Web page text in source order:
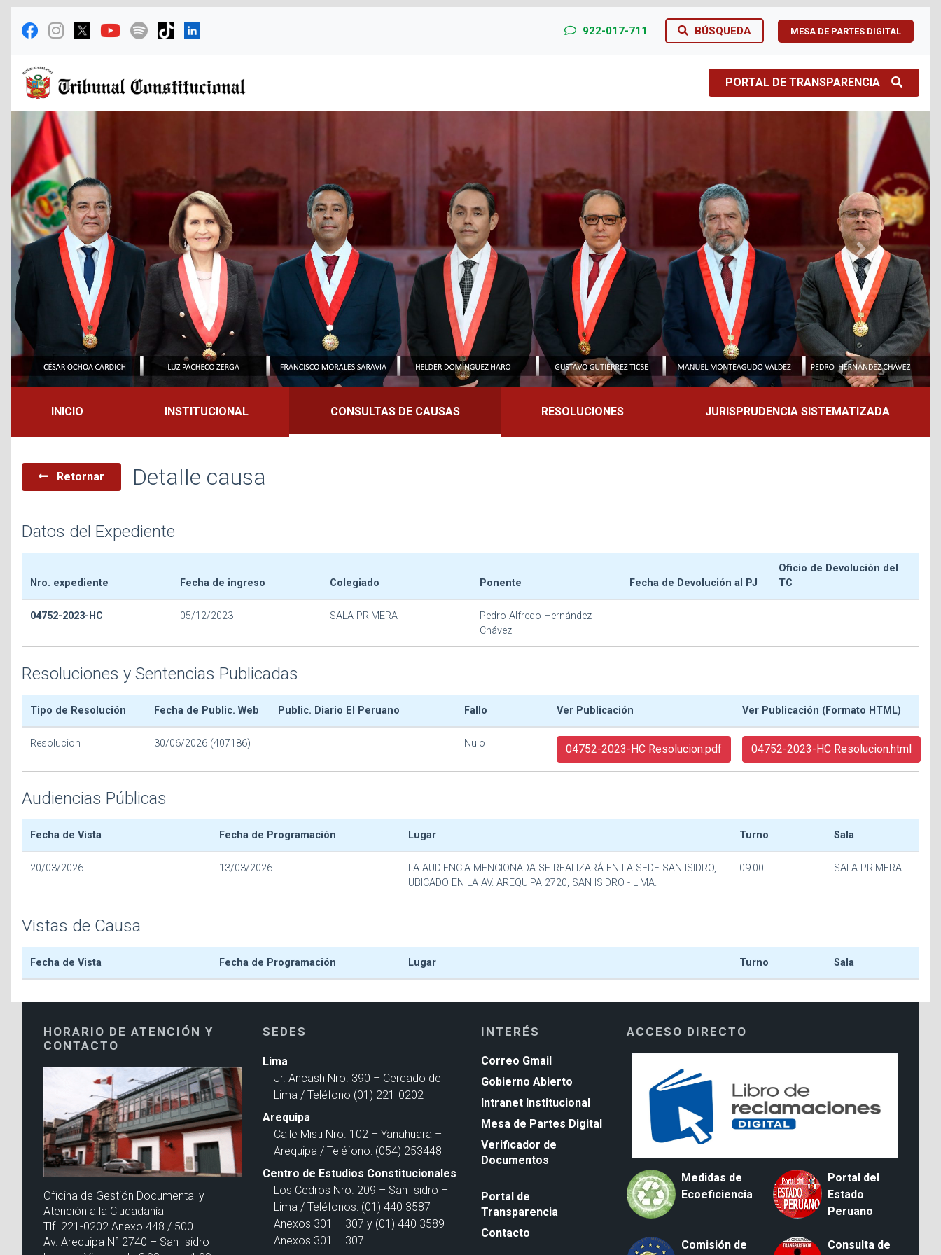
922-017-711 BÚSQUEDA MESA DE PARTES DIGITAL
PORTAL DE TRANSPARENCIA
Previous Next
INICIO INSTITUCIONAL CONSULTAS DE CAUSAS RESOLUCIONES JURISPRUDENCIA SISTEMATIZADA
Retornar Detalle causa
Datos del Expediente
Nro. expediente Fecha de ingreso Colegiado Ponente Fecha de Devolución al PJ
Oficio de Devolución del
TC
04752-2023-HC 05/12/2023 SALA PRIMERA
Pedro Alfredo Hernández
Chávez
--
Resoluciones y Sentencias Publicadas
Tipo de Resolución Fecha de Public. Web Public. Diario El Peruano Fallo Ver Publicación Ver Publicación (Formato HTML)
Resolucion 30/06/2026 (407186) Nulo 04752-2023-HC Resolucion.pdf 04752-2023-HC Resolucion.html
Audiencias Públicas
Fecha de Vista Fecha de Programación Lugar Turno Sala
20/03/2026 13/03/2026
LA AUDIENCIA MENCIONADA SE REALIZARÁ EN LA SEDE SAN ISIDRO,
UBICADO EN LA AV. AREQUIPA 2720, SAN ISIDRO - LIMA.
09:00 SALA PRIMERA
Vistas de Causa
Fecha de Vista Fecha de Programación Lugar Turno Sala
HORARIO DE ATENCIÓN Y
CONTACTO
Oficina de Gestión Documental y
Atención a la Ciudadanía
Tlf. 221-0202 Anexo 448 / 500
Av. Arequipa N° 2740 – San Isidro
SEDES
Lima
Jr. Ancash Nro. 390 – Cercado de
Lima / Teléfono (01) 221-0202
Arequipa
Calle Misti Nro. 102 – Yanahuara –
Arequipa / Teléfono: (054) 253448
Centro de Estudios Constitucionales
Los Cedros Nro. 209 – San Isidro –
Lima / Teléfonos: (01) 440 3587
Anexos 301 – 307 y (01) 440 3589
Anexos 301 – 307
INTERÉS
Correo Gmail
Gobierno Abierto
Intranet Institucional
Mesa de Partes Digital
Verificador de
Documentos
Portal de
Transparencia
Contacto
ACCESO DIRECTO
Medidas de
Ecoeficiencia
Portal del
Estado
Peruano
Comisión de
Consulta de